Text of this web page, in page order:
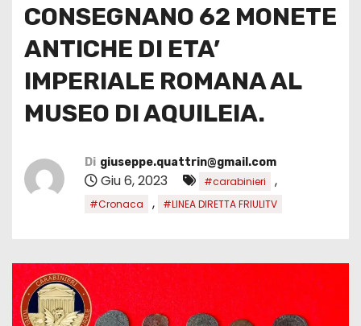
CONSEGNANO 62 MONETE
ANTICHE DI ETA’
IMPERIALE ROMANA AL
MUSEO DI AQUILEIA.
Di giuseppe.quattrin@gmail.com
Giu 6, 2023 #carabinieri ,
#Cronaca , #LINEA DIRETTA FRIULITV